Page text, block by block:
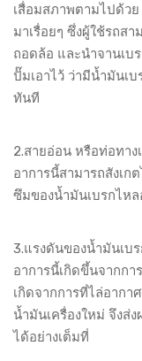
เสื่อมสภาพตามไปด้ว
มาเรื่อยๆ ซึ่งผู้ใช้รถส
ถอดล้อ และนำจานเบ
ปั๊มเอาไว้ ว่ามีน้ำมันเ
ทันที
2.สายอ่อน หรือท่อทาง
อาการนี้สามารถสังเก
ซึมของน้ำมันเบรกไห
3.แรงดันของน้ำมันเบ
อาการนี้เกิดขึ้นจากก
เกิดจากการที่ไล่อาก
น้ำมันเครื่องใหม่ จึงส่
ได้อย่างเต็มที่